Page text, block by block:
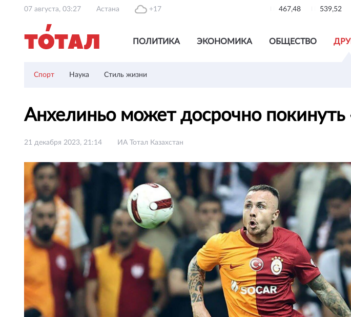
07 августа, 03:27 Астана +17 467,48 539,52
ПОЛИТИКА ЭКОНОМИКА ОБЩЕСТВО
Спорт Наука Стиль жизни
Анхелиньо может досрочно покинуть
21 декабря 2023, 21:14 ИА Тотал Казахстан